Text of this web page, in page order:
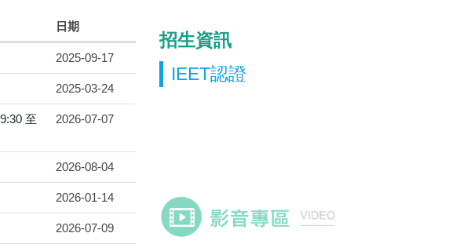
日期
2025-09-17
2025-03-24
至
2026-07-07
2026-08-04
2026-01-14
2026-07-09
招生資訊
IEET認證